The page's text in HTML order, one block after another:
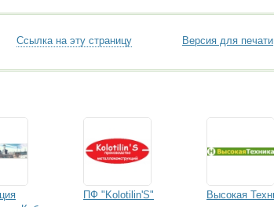
Ссылка на эту страницу Версия для печати
ПФ "Kolotilin'S" Высокая